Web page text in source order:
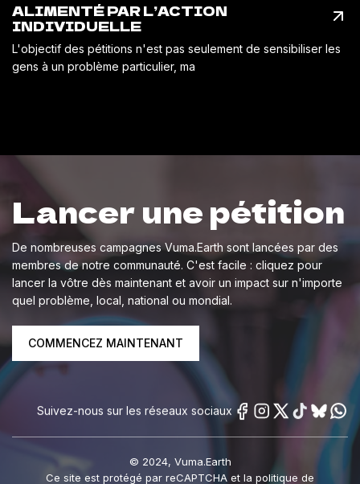
ALIMENTÉ PAR L’ACTION
INDIVIDUELLE
L'objectif des pétitions n'est pas seulement de sensibiliser les
gens à un problème particulier, ma
Lancer une pétition
De nombreuses campagnes Vuma.Earth sont lancées par des
membres de notre communauté. C'est facile : cliquez pour
lancer la vôtre dès maintenant et avoir un impact sur n'importe
quel problème, local, national ou mondial.
COMMENCEZ MAINTENANT
Suivez-nous sur les réseaux sociaux
© 2024, Vuma.Earth
Ce site est protégé par reCAPTCHA et la politique de